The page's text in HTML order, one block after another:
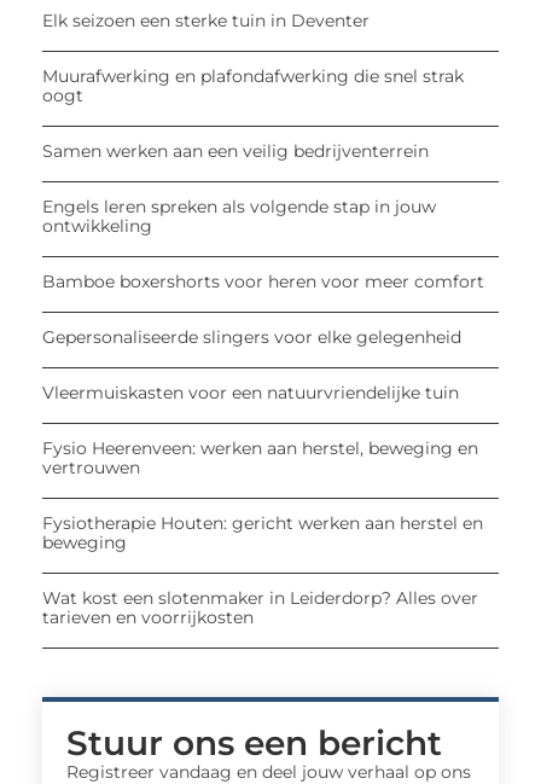
Elk seizoen een sterke tuin in Deventer
Muurafwerking en plafondafwerking die snel strak
oogt
Samen werken aan een veilig bedrijventerrein
Engels leren spreken als volgende stap in jouw
ontwikkeling
Bamboe boxershorts voor heren voor meer comfort
Gepersonaliseerde slingers voor elke gelegenheid
Vleermuiskasten voor een natuurvriendelijke tuin
Fysio Heerenveen: werken aan herstel, beweging en
vertrouwen
Fysiotherapie Houten: gericht werken aan herstel en
beweging
Wat kost een slotenmaker in Leiderdorp? Alles over
tarieven en voorrijkosten
Stuur ons een bericht
Registreer vandaag en deel jouw verhaal op ons